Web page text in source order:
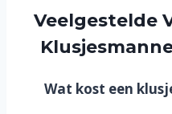
Veelgestelde
Wat kost een